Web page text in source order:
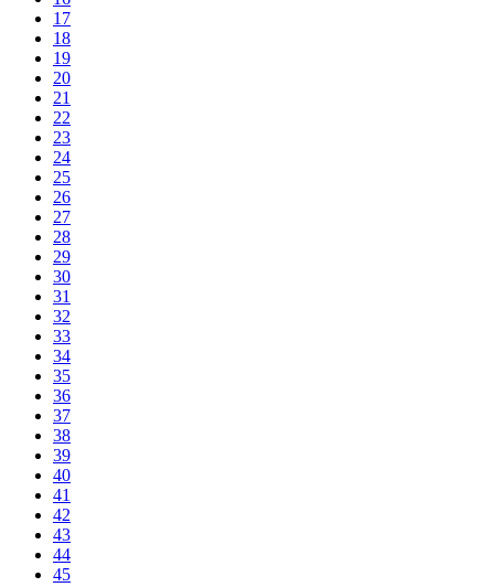
17
18
19
20
21
22
23
24
25
26
27
28
29
30
31
32
33
34
35
36
37
38
39
40
41
42
43
44
45